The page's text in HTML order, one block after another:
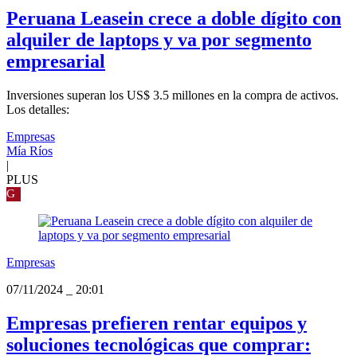
Peruana Leasein crece a doble dígito con
alquiler de laptops y va por segmento
empresarial
Inversiones superan los US$ 3.5 millones en la compra de activos.
Los detalles:
Empresas
Mía Ríos
|
PLUS
G
Empresas
07/11/2024
20:01
Empresas prefieren rentar equipos y
soluciones tecnológicas que comprar: